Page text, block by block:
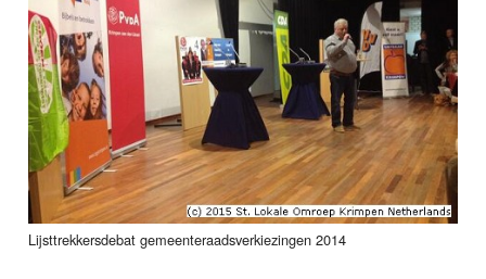
Lijsttrekkersdebat gemeenteraadsverkiezingen 2014